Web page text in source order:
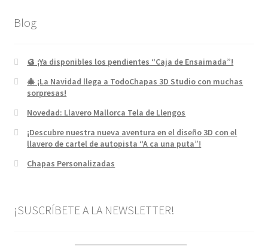
Blog
🥮 ¡Ya disponibles los pendientes “Caja de Ensaimada”!
🎄 ¡La Navidad llega a TodoChapas 3D Studio con muchas
sorpresas!
Novedad: Llavero Mallorca Tela de Llengos
¡Descubre nuestra nueva aventura en el diseño 3D con el
llavero de cartel de autopista “A ca una puta”!
Chapas Personalizadas
¡SUSCRÍBETE A LA NEWSLETTER!